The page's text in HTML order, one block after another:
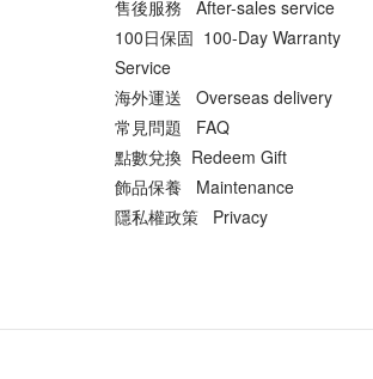
售後服務 After-sales service
100日保固 100-Day Warranty
Service
海外運送 Overseas delivery
常見問題 FAQ
點數兌換 Redeem Gift
飾品保養 Maintenance
隱私權政策 Privacy